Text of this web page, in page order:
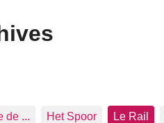
de ... Het Spoor Le Rail